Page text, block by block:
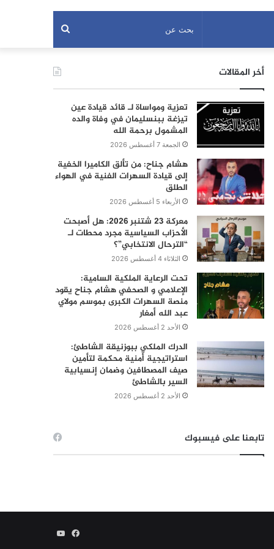
بحث
عن أخر المقالات
تعزية ومواساة لـ قائد قيادة عين
تيزغة ببنسليمان في وفاة والده
المشمول برحمة الله
الجمعة 7 أغسطس 2026
هشام جناح: من تألق الكاميرا الخفية
إلى قيادة السهرات الفنية في الهواء
الطلق
الأربعاء 5 أغسطس 2026
معركة 23 شتنبر 2026: هل أصبحت
الأحزاب السياسية مجرد محطات لـ
“الترحال الانتخابي”؟
الثلاثاء 4 أغسطس 2026
تحت الرعاية الملكية السامية:
الإعلامي و الصحفي هشام جناح يقود
منصة السهرات الكبرى بموسم مولاي
عبد الله أمغار
الأحد 2 أغسطس 2026
الدرك الملكي ببوزنيقة الشاطئ:
استراتيجية أمنية محكمة لتأمين
صيف المصطافين وضمان إنسيابية
السير بالشاطئ
الأحد 2 أغسطس 2026
تابعنا على فيسبوك
فيسبوكيوتيوب